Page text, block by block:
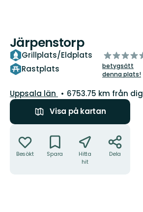
Järpenstorp
Grillplats/Eldplats
Rastplats
av
5
stjärnor
betygsätt
denna plats!
Län:
Uppsala län
6753.75 km från dig
Visa på kartan
Besökt Spara
Hitta
hit
Dela